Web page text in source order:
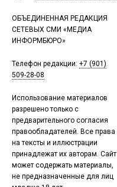
ОБЪЕДИНЕННАЯ РЕДАКЦИЯ
СЕТЕВЫХ СМИ «МЕДИА
ИНФОРМБЮРО»
Телефон редакции: +7 (901)
509-28-08
Использование материалов
разрешено только с
предварительного согласия
правообладателей. Все права
на тексты и иллюстрации
принадлежат их авторам. Сайт
может содержать материалы,
не предназначенные для лиц